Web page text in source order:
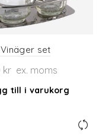
set
kr ex. moms
till i varukorg